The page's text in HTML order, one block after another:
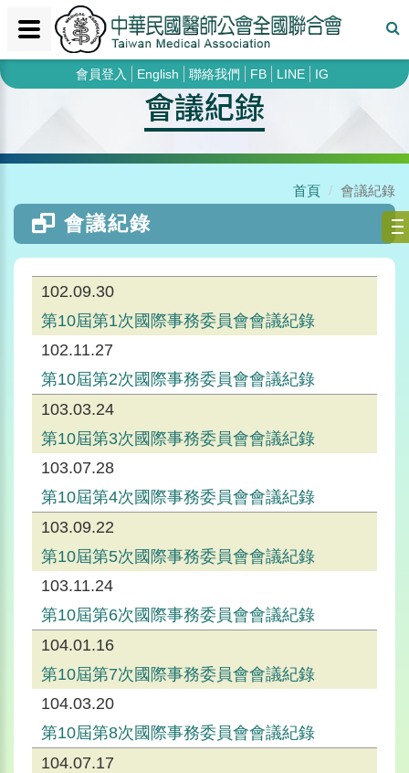
會員登入 English 聯絡我們 FB LINE IG
會議紀錄
首頁 會議紀錄
會議紀錄
102.09.30
第10屆第1次國際事務委員會會議紀錄
102.11.27
第10屆第2次國際事務委員會會議紀錄
103.03.24
第10屆第3次國際事務委員會會議紀錄
103.07.28
第10屆第4次國際事務委員會會議紀錄
103.09.22
第10屆第5次國際事務委員會會議紀錄
103.11.24
第10屆第6次國際事務委員會會議紀錄
104.01.16
第10屆第7次國際事務委員會會議紀錄
104.03.20
第10屆第8次國際事務委員會會議紀錄
104.07.17